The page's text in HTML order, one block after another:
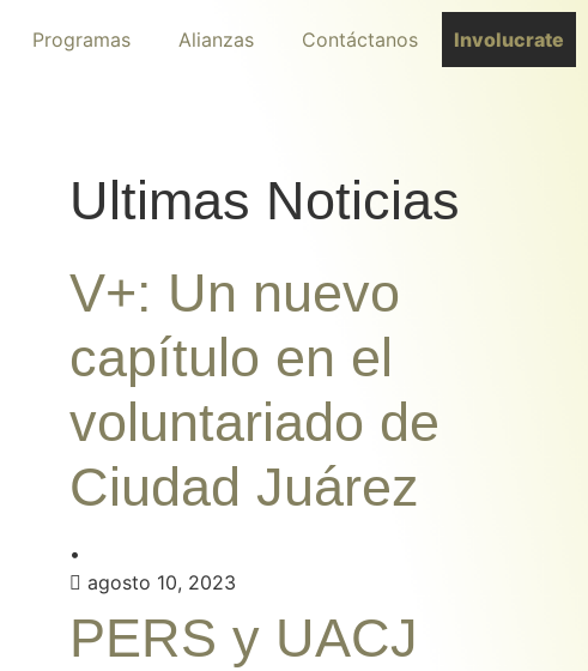
Programas Alianzas Contáctanos Involucrate
Ultimas Noticias
V+: Un nuevo
capítulo en el
voluntariado de
Ciudad Juárez
•
agosto 10, 2023
PERS y UACJ